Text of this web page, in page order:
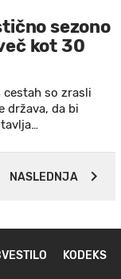
sezono
kot 30
so zrasli
država, da bi
NASLEDNJA
KODEKS